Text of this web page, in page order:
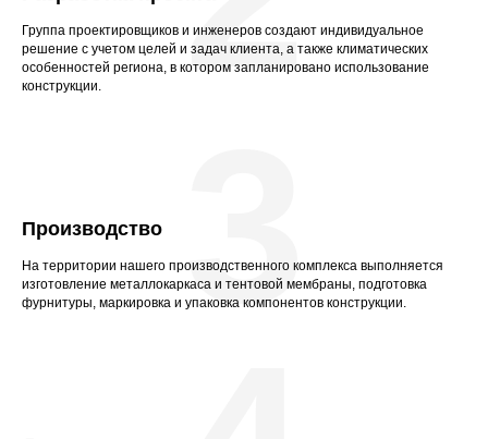
Группа проектировщиков и инженеров создают индивидуальное
решение с учетом целей и задач клиента, а также климатических
особенностей региона, в котором запланировано использование
конструкции.
Производство
На территории нашего производственного комплекса выполняется
изготовление металлокаркаса и тентовой мембраны, подготовка
фурнитуры, маркировка и упаковка компонентов конструкции.
3